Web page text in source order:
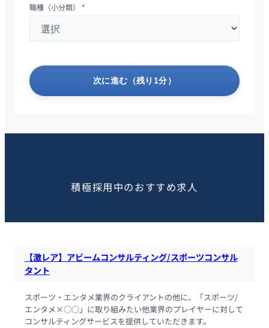
職種（小分類） *
次に進む（残り1分）
積極採用中のおすすめ求人
【激レア】アビームコンサルティング/スポーツコンサル
タント
スポーツ・エンタメ業界のクライアントの他に、「スポーツ/
エンタメ×○○」に取り組みたい他業界のプレイヤーに対して
コンサルティングサービスを提供していただきます。